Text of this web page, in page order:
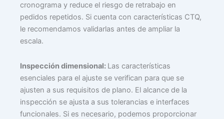
cronograma y reduce el riesgo de retrabajo en
pedidos repetidos. Si cuenta con características CTQ,
le recomendamos validarlas antes de ampliar la
escala.
Inspección dimensional: Las características
esenciales para el ajuste se verifican para que se
ajusten a sus requisitos de plano. El alcance de la
inspección se ajusta a sus tolerancias e interfaces
funcionales. Si es necesario, podemos proporcionar